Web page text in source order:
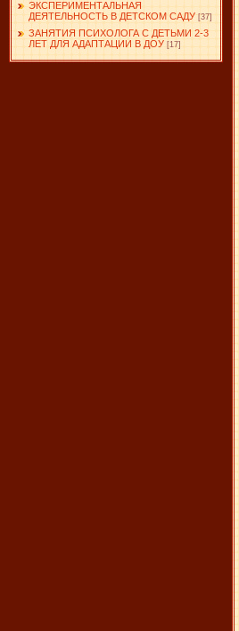
ЭКСПЕРИМЕНТАЛЬНАЯ
ДЕЯТЕЛЬНОСТЬ В ДЕТСКОМ САДУ [37]
ЗАНЯТИЯ ПСИХОЛОГА С ДЕТЬМИ 2-3
ЛЕТ ДЛЯ АДАПТАЦИИ В ДОУ [17]